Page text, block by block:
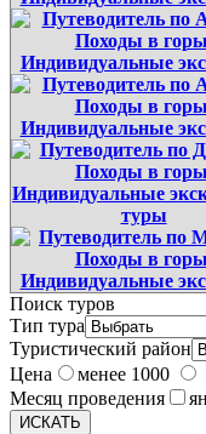
Поиск туров
Тип тура
Туристический район
Цена
менее 1000
Месяц проведения